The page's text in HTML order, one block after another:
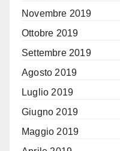
Novembre 2019
Ottobre 2019
Settembre 2019
Agosto 2019
Luglio 2019
Giugno 2019
Maggio 2019